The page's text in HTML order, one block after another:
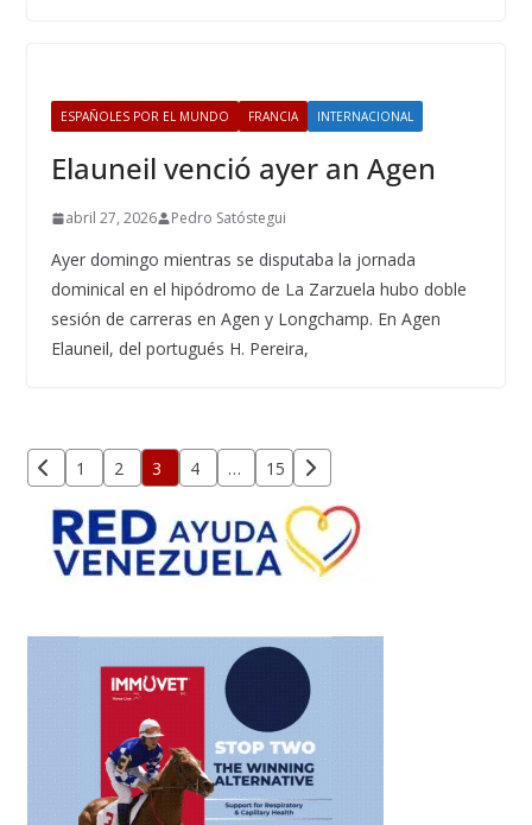
ESPAÑOLES POR EL MUNDO FRANCIA INTERNACIONAL
Elauneil venció ayer an Agen
abril 27, 2026 Pedro Satóstegui
Ayer domingo mientras se disputaba la jornada
dominical en el hipódromo de La Zarzuela hubo doble
sesión de carreras en Agen y Longchamp. En Agen
Elauneil, del portugués H. Pereira,
Paginación
de
entradas
1 2 3 4 … 15